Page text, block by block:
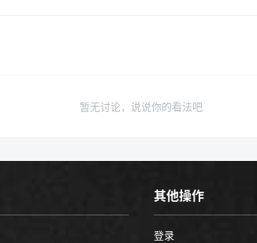
暂无讨论，说说你的看法吧
其他操作
登录